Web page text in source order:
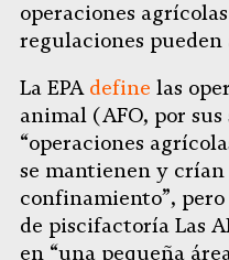
operaciones
regulaciones pueden
La EPA define las
animal (AFO, por
“operaciones
se mantienen y
confinamiento”,
de piscifactoría Las
en “una pequeña